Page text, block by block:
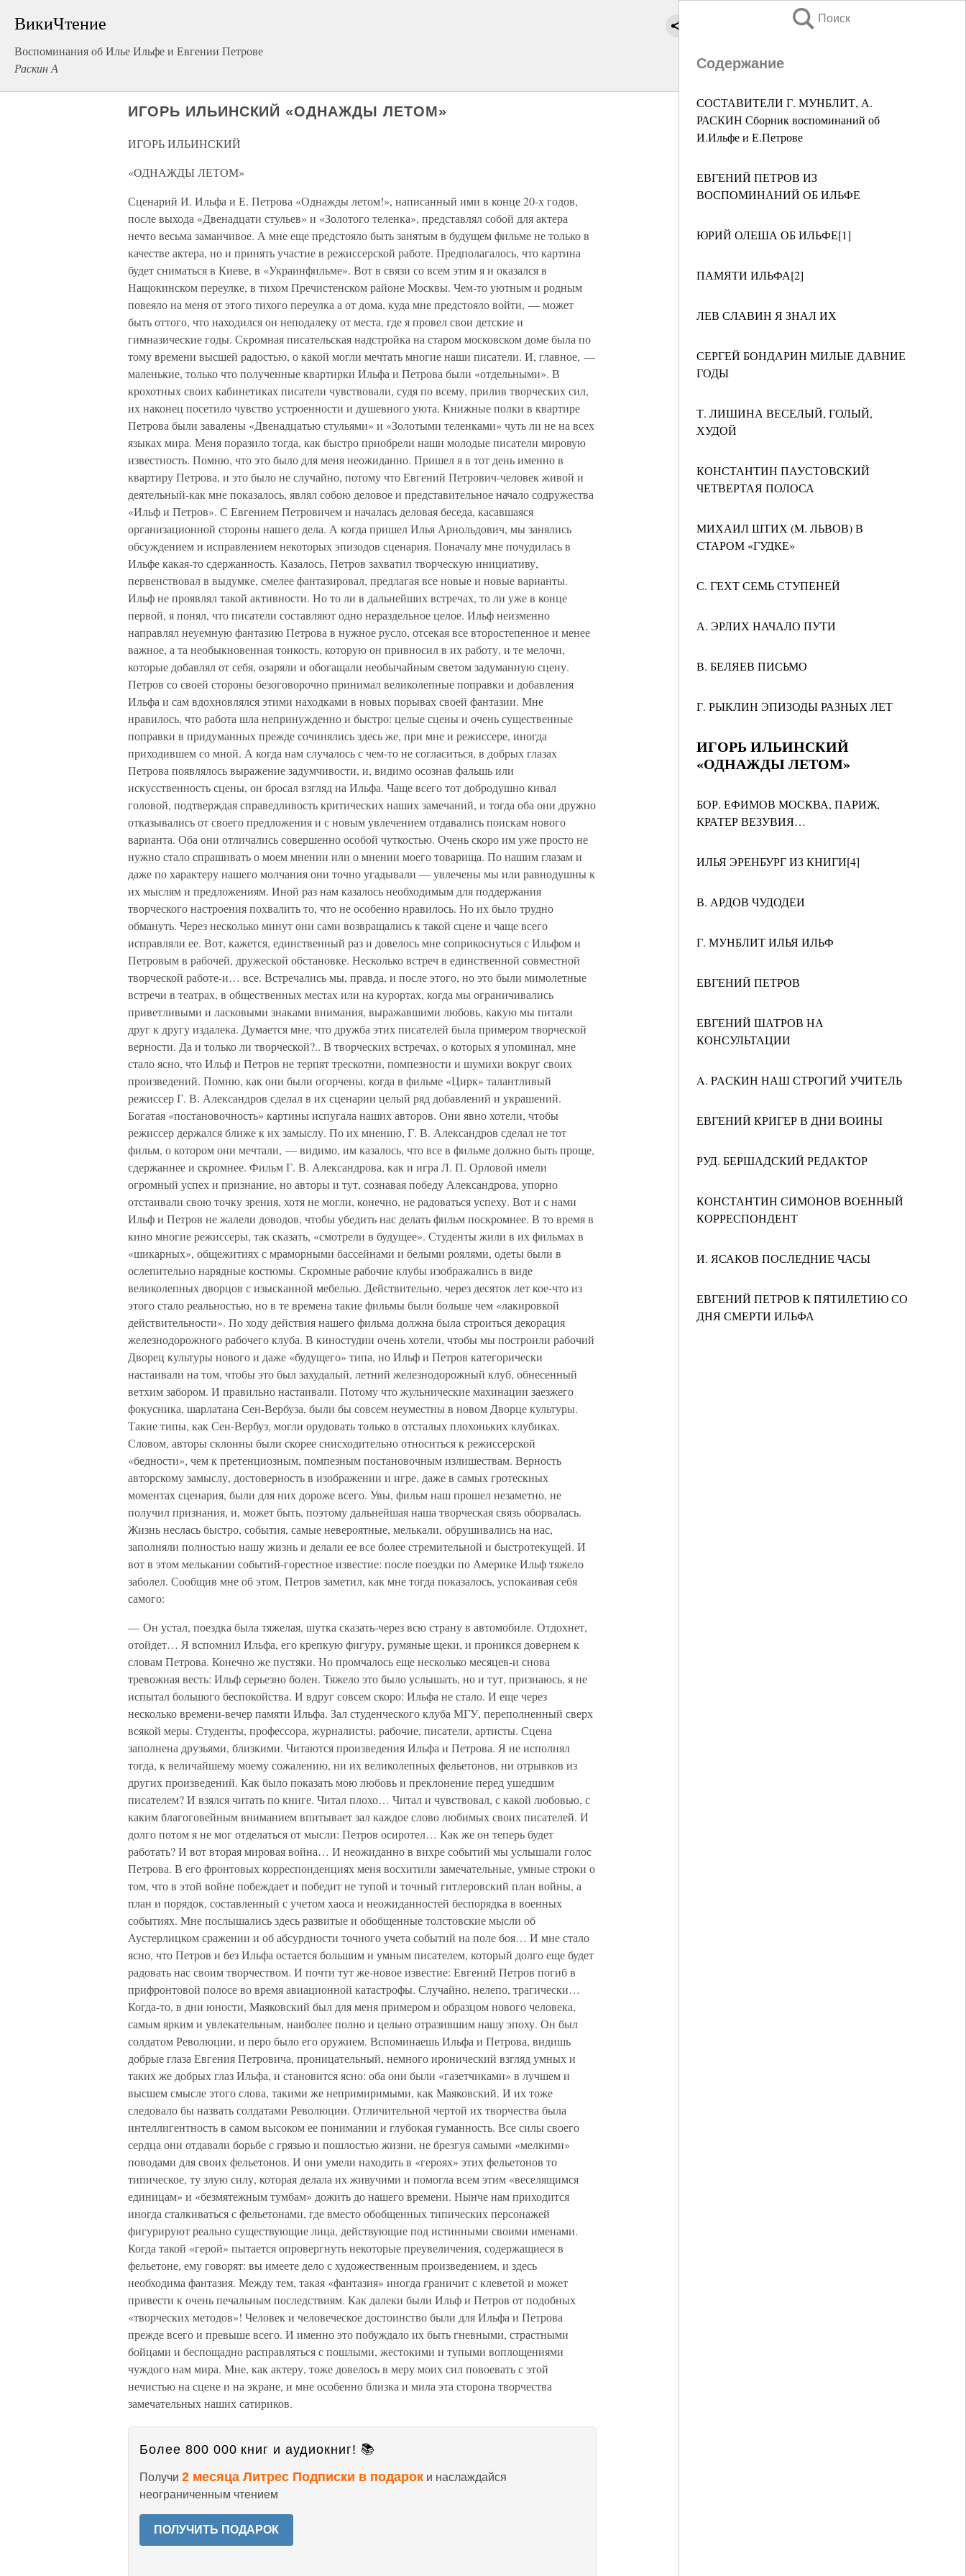
ВикиЧтение
Воспоминания об Илье Ильфе и Евгении Петрове
Раскин А
Поиск
Содержание
СОСТАВИТЕЛИ Г. МУНБЛИТ, А.
РАСКИН Сборник воспоминаний об
И.Ильфе и Е.Петрове
ЕВГЕНИЙ ПЕТРОВ ИЗ
ВОСПОМИНАНИЙ ОБ ИЛЬФЕ
ЮРИЙ ОЛЕША ОБ ИЛЬФЕ[1]
ПАМЯТИ ИЛЬФА[2]
ЛЕВ СЛАВИН Я ЗНАЛ ИХ
СЕРГЕЙ БОНДАРИН МИЛЫЕ ДАВНИЕ
ГОДЫ
Т. ЛИШИНА ВЕСЕЛЫЙ, ГОЛЫЙ,
ХУДОЙ
КОНСТАНТИН ПАУСТОВСКИЙ
ЧЕТВЕРТАЯ ПОЛОСА
МИХАИЛ ШТИХ (M. ЛЬВОВ) В
СТАРОМ «ГУДКЕ»
С. ГЕХТ СЕМЬ СТУПЕНЕЙ
А. ЭРЛИХ НАЧАЛО ПУТИ
В. БЕЛЯЕВ ПИСЬМО
Г. РЫКЛИН ЭПИЗОДЫ РАЗНЫХ ЛЕТ
ИГОРЬ ИЛЬИНСКИЙ
«ОДНАЖДЫ ЛЕТОМ»
БОР. ЕФИМОВ МОСКВА, ПАРИЖ,
КРАТЕР ВЕЗУВИЯ…
ИЛЬЯ ЭРЕНБУРГ ИЗ КНИГИ[4]
В. АРДОВ ЧУДОДЕИ
Г. МУНБЛИТ ИЛЬЯ ИЛЬФ
ЕВГЕНИЙ ПЕТРОВ
ЕВГЕНИЙ ШАТРОВ НА
КОНСУЛЬТАЦИИ
A. PAСКИН НАШ СТРОГИЙ УЧИТЕЛЬ
ЕВГЕНИЙ КРИГЕР В ДНИ ВОИНЫ
РУД. БЕРШАДСКИЙ РЕДАКТОР
КОНСТАНТИН СИМОНОВ ВОЕННЫЙ
КОРРЕСПОНДЕНТ
И. ЯСАКОВ ПОСЛЕДНИЕ ЧАСЫ
ЕВГЕНИЙ ПЕТРОВ К ПЯТИЛЕТИЮ СО
ДНЯ СМЕРТИ ИЛЬФА
ИГОРЬ ИЛЬИНСКИЙ «ОДНАЖДЫ ЛЕТОМ»
ИГОРЬ ИЛЬИНСКИЙ
«ОДНАЖДЫ ЛЕТОМ»
Сценарий И. Ильфа и Е. Петрова «Однажды летом!», написанный ими в конце 20-х годов,
после выхода «Двенадцати стульев» и «Золотого теленка», представлял собой для актера
нечто весьма заманчивое. А мне еще предстояло быть занятым в будущем фильме не только в
качестве актера, но и принять участие в режиссерской работе. Предполагалось, что картина
будет сниматься в Киеве, в «Украинфильме». Вот в связи со всем этим я и оказался в
Нащокинском переулке, в тихом Пречистенском районе Москвы. Чем-то уютным и родным
повеяло на меня от этого тихого переулка а от дома, куда мне предстояло войти, — может
быть оттого, что находился он неподалеку от места, где я провел свои детские и
гимназические годы. Скромная писательская надстройка на старом московском доме была по
тому времени высшей радостью, о какой могли мечтать многие наши писатели. И, главное, —
маленькие, только что полученные квартирки Ильфа и Петрова были «отдельными». В
крохотных своих кабинетиках писатели чувствовали, судя по всему, прилив творческих сил,
их наконец посетило чувство устроенности и душевного уюта. Книжные полки в квартире
Петрова были завалены «Двенадцатью стульями» и «Золотыми теленками» чуть ли не на всех
языках мира. Меня поразило тогда, как быстро приобрели наши молодые писатели мировую
известность. Помню, что это было для меня неожиданно. Пришел я в тот день именно в
квартиру Петрова, и это было не случайно, потому что Евгений Петрович-человек живой и
деятельный-как мне показалось, являл собою деловое и представительное начало содружества
«Ильф и Петров». С Евгением Петровичем и началась деловая беседа, касавшаяся
организационной стороны нашего дела. А когда пришел Илья Арнольдович, мы занялись
обсуждением и исправлением некоторых эпизодов сценария. Поначалу мне почудилась в
Ильфе какая-то сдержанность. Казалось, Петров захватил творческую инициативу,
первенствовал в выдумке, смелее фантазировал, предлагая все новые и новые варианты.
Ильф не проявлял такой активности. Но то ли в дальнейших встречах, то ли уже в конце
первой, я понял, что писатели составляют одно нераздельное целое. Ильф неизменно
направлял неуемную фантазию Петрова в нужное русло, отсекая все второстепенное и менее
важное, а та необыкновенная тонкость, которую он привносил в их работу, и те мелочи,
которые добавлял от себя, озаряли и обогащали необычайным светом задуманную сцену.
Петров со своей стороны безоговорочно принимал великолепные поправки и добавления
Ильфа и сам вдохновлялся этими находками в новых порывах своей фантазии. Мне
нравилось, что работа шла непринужденно и быстро: целые сцены и очень существенные
поправки в придуманных прежде сочинялись здесь же, при мне и режиссере, иногда
приходившем со мной. А когда нам случалось с чем-то не согласиться, в добрых глазах
Петрова появлялось выражение задумчивости, и, видимо осознав фальшь или
искусственность сцены, он бросал взгляд на Ильфа. Чаще всего тот добродушно кивал
головой, подтверждая справедливость критических наших замечаний, и тогда оба они дружно
отказывались от своего предложения и с новым увлечением отдавались поискам нового
варианта. Оба они отличались совершенно особой чуткостью. Очень скоро им уже просто не
нужно стало спрашивать о моем мнении или о мнении моего товарища. По нашим глазам и
даже по характеру нашего молчания они точно угадывали — увлечены мы или равнодушны к
их мыслям и предложениям. Иной раз нам казалось необходимым для поддержания
творческого настроения похвалить то, что не особенно нравилось. Но их было трудно
обмануть. Через несколько минут они сами возвращались к такой сцене и чаще всего
исправляли ее. Вот, кажется, единственный раз и довелось мне соприкоснуться с Ильфом и
Петровым в рабочей, дружеской обстановке. Несколько встреч в единственной совместной
творческой работе-и… все. Встречались мы, правда, и после этого, но это были мимолетные
встречи в театрах, в общественных местах или на курортах, когда мы ограничивались
приветливыми и ласковыми знаками внимания, выражавшими любовь, какую мы питали
друг к другу издалека. Думается мне, что дружба этих писателей была примером творческой
верности. Да и только ли творческой?.. В творческих встречах, о которых я упоминал, мне
стало ясно, что Ильф и Петров не терпят трескотни, помпезности и шумихи вокруг своих
произведений. Помню, как они были огорчены, когда в фильме «Цирк» талантливый
режиссер Г. В. Александров сделал в их сценарии целый ряд добавлений и украшений.
Богатая «постановочность» картины испугала наших авторов. Они явно хотели, чтобы
режиссер держался ближе к их замыслу. По их мнению, Г. В. Александров сделал не тот
фильм, о котором они мечтали, — видимо, им казалось, что все в фильме должно быть проще,
сдержаннее и скромнее. Фильм Г. В. Александрова, как и игра Л. П. Орловой имели
огромный успех и признание, но авторы и тут, сознавая победу Александрова, упорно
отстаивали свою точку зрения, хотя не могли, конечно, не радоваться успеху. Вот и с нами
Ильф и Петров не жалели доводов, чтобы убедить нас делать фильм поскромнее. В то время в
кино многие режиссеры, так сказать, «смотрели в будущее». Студенты жили в их фильмах в
«шикарных», общежитиях с мраморными бассейнами и белыми роялями, одеты были в
ослепительно нарядные костюмы. Скромные рабочие клубы изображались в виде
великолепных дворцов с изысканной мебелью. Действительно, через десяток лет кое-что из
этого стало реальностью, но в те времена такие фильмы были больше чем «лакировкой
действительности». По ходу действия нашего фильма должна была строиться декорация
железнодорожного рабочего клуба. В киностудии очень хотели, чтобы мы построили рабочий
Дворец культуры нового и даже «будущего» типа, но Ильф и Петров категорически
настаивали на том, чтобы это был захудалый, летний железнодорожный клуб, обнесенный
ветхим забором. И правильно настаивали. Потому что жульнические махинации заезжего
фокусника, шарлатана Сен-Вербуза, были бы совсем неуместны в новом Дворце культуры.
Такие типы, как Сен-Вербуз, могли орудовать только в отсталых плохоньких клубиках.
Словом, авторы склонны были скорее снисходительно относиться к режиссерской
«бедности», чем к претенциозным, помпезным постановочным излишествам. Верность
авторскому замыслу, достоверность в изображении и игре, даже в самых гротескных
моментах сценария, были для них дороже всего. Увы, фильм наш прошел незаметно, не
получил признания, и, может быть, поэтому дальнейшая наша творческая связь оборвалась.
Жизнь неслась быстро, события, самые невероятные, мелькали, обрушивались на нас,
заполняли полностью нашу жизнь и делали ее все более стремительной и быстротекущей. И
вот в этом мелькании событий-горестное известие: после поездки по Америке Ильф тяжело
заболел. Сообщив мне об этом, Петров заметил, как мне тогда показалось, успокаивая себя
самого:
— Он устал, поездка была тяжелая, шутка сказать-через всю страну в автомобиле. Отдохнет,
отойдет… Я вспомнил Ильфа, его крепкую фигуру, румяные щеки, и проникся довернем к
словам Петрова. Конечно же пустяки. Но промчалось еще несколько месяцев-и снова
тревожная весть: Ильф серьезно болен. Тяжело это было услышать, но и тут, признаюсь, я не
испытал большого беспокойства. И вдруг совсем скоро: Ильфа не стало. И еще через
несколько времени-вечер памяти Ильфа. Зал студенческого клуба МГУ, переполненный сверх
всякой меры. Студенты, профессора, журналисты, рабочие, писатели, артисты. Сцена
заполнена друзьями, близкими. Читаются произведения Ильфа и Петрова. Я не исполнял
тогда, к величайшему моему сожалению, ни их великолепных фельетонов, ни отрывков из
других произведений. Как было показать мою любовь и преклонение перед ушедшим
писателем? И взялся читать по книге. Читал плохо… Читал и чувствовал, с какой любовью, с
каким благоговейным вниманием впитывает зал каждое слово любимых своих писателей. И
долго потом я не мог отделаться от мысли: Петров осиротел… Как же он теперь будет
работать? И вот вторая мировая война… И неожиданно в вихре событий мы услышали голос
Петрова. В его фронтовых корреспонденциях меня восхитили замечательные, умные строки о
том, что в этой войне побеждает и победит не тупой и точный гитлеровский план войны, а
план и порядок, составленный с учетом хаоса и неожиданностей беспорядка в военных
событиях. Мне послышались здесь развитые и обобщенные толстовские мысли об
Аустерлицком сражении и об абсурдности точного учета событий на поле боя… И мне стало
ясно, что Петров и без Ильфа остается большим и умным писателем, который долго еще будет
радовать нас своим творчеством. И почти тут же-новое известие: Евгений Петров погиб в
прифронтовой полосе во время авиационной катастрофы. Случайно, нелепо, трагически…
Когда-то, в дни юности, Маяковский был для меня примером и образцом нового человека,
самым ярким и увлекательным, наиболее полно и цельно отразившим нашу эпоху. Он был
солдатом Революции, и перо было его оружием. Вспоминаешь Ильфа и Петрова, видишь
добрые глаза Евгения Петровича, проницательный, немного иронический взгляд умных и
таких же добрых глаз Ильфа, и становится ясно: оба они были «газетчиками» в лучшем и
высшем смысле этого слова, такими же непримиримыми, как Маяковский. И их тоже
следовало бы назвать солдатами Революции. Отличительной чертой их творчества была
интеллигентность в самом высоком ее понимании и глубокая гуманность. Все силы своего
сердца они отдавали борьбе с грязью и пошлостью жизни, не брезгуя самыми «мелкими»
поводами для своих фельетонов. И они умели находить в «героях» этих фельетонов то
типическое, ту злую силу, которая делала их живучими и помогла всем этим «веселящимся
единицам» и «безмятежным тумбам» дожить до нашего времени. Нынче нам приходится
иногда сталкиваться с фельетонами, где вместо обобщенных типических персонажей
фигурируют реально существующие лица, действующие под истинными своими именами.
Когда такой «герой» пытается опровергнуть некоторые преувеличения, содержащиеся в
фельетоне, ему говорят: вы имеете дело с художественным произведением, и здесь
необходима фантазия. Между тем, такая «фантазия» иногда граничит с клеветой и может
привести к очень печальным последствиям. Как далеки были Ильф и Петров от подобных
«творческих методов»! Человек и человеческое достоинство были для Ильфа и Петрова
прежде всего и превыше всего. И именно это побуждало их быть гневными, страстными
бойцами и беспощадно расправляться с пошлыми, жестокими и тупыми воплощениями
чуждого нам мира. Мне, как актеру, тоже довелось в меру моих сил повоевать с этой
нечистью на сцене и на экране, и мне особенно близка и мила эта сторона творчества
замечательных наших сатириков.
Более 800 000 книг и аудиокниг! 📚
Получи 2 месяца Литрес Подписки в подарок и наслаждайся
неограниченным чтением
ПОЛУЧИТЬ ПОДАРОК